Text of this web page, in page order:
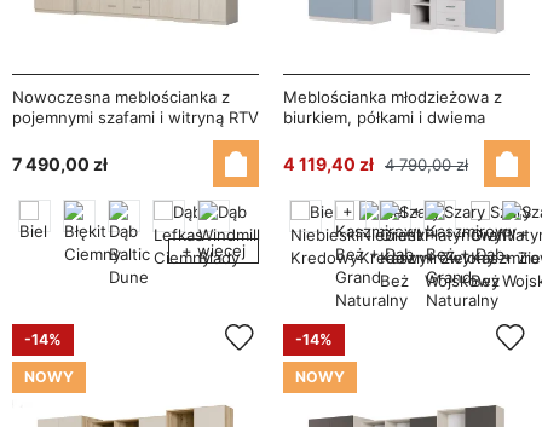
Nowoczesna meblościanka z
pojemnymi szafami i witryną RTV
380×240 cm Dąb Windmill Pale –
NESTO
7 490,00 zł
+ więcej
Meblościanka młodzieżowa z
biurkiem, półkami i dwiema
Niebieski Kredowy – BRAVO
4 119,40 zł 4 790,00 zł
-14%
NOWY
-14%
NOWY